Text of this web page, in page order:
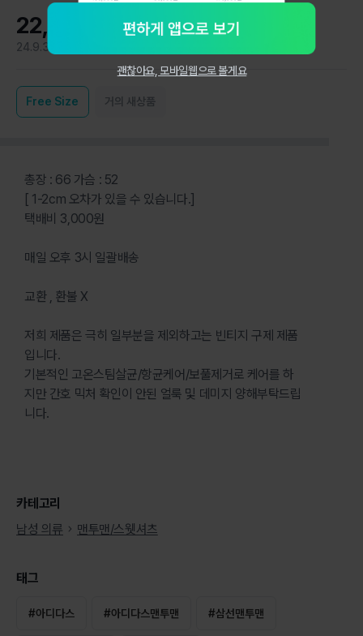
22,000원
24.9.3
Free Size 거의 새상품
총장 : 66 가슴 : 52
[ 1-2cm 오차가 있을 수 있습니다.]
택배비 3,000원
매일 오후 3시 일괄배송
교환 , 환불 X
저희 제품은 극히 일부분을 제외하고는 빈티지 구제 제품
입니다.
기본적인 고온스팀살균/항균케어/보풀제거로 케어를 하
지만 간호 믹처 확인이 안된 얼룩 및 데미지 양해부탁드립
니다.
카테고리
남성 의류
맨투맨/스웻셔츠
태그
#아디다스 #아디다스맨투맨 #삼선맨투맨
괜찮아요, 모바일웹으로 볼게요